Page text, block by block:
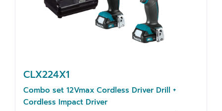
CLX224X1
Combo set 12Vmax Cordless Driver Drill +
Cordless Impact Driver